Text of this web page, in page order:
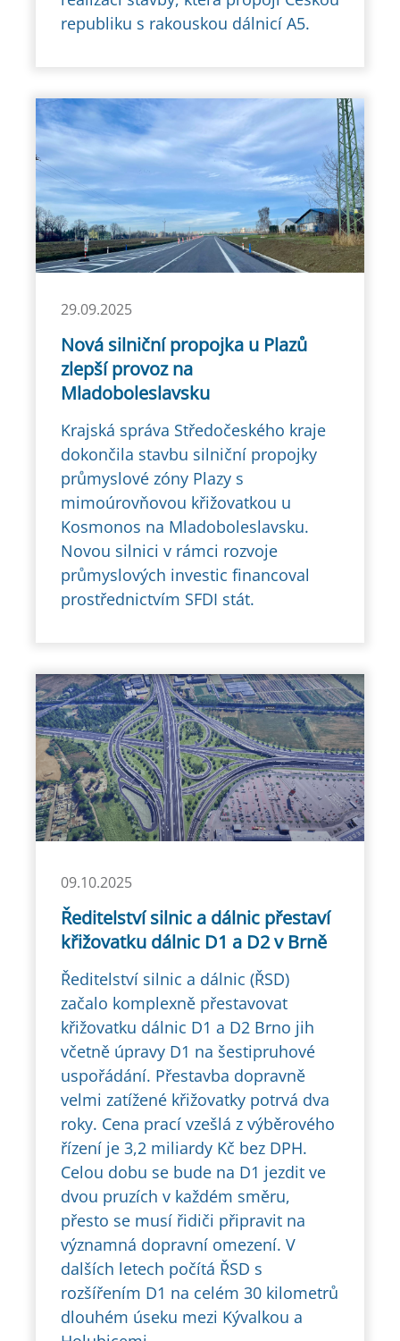
republiku s rakouskou dálnicí A5.
29.09.2025
Nová silniční propojka u Plazů
zlepší provoz na
Mladoboleslavsku
Krajská správa Středočeského kraje
dokončila stavbu silniční propojky
průmyslové zóny Plazy s
mimoúrovňovou křižovatkou u
Kosmonos na Mladoboleslavsku.
Novou silnici v rámci rozvoje
průmyslových investic financoval
prostřednictvím SFDI stát.
09.10.2025
Ředitelství silnic a dálnic přestaví
křižovatku dálnic D1 a D2 v Brně
Ředitelství silnic a dálnic (ŘSD)
začalo komplexně přestavovat
křižovatku dálnic D1 a D2 Brno jih
včetně úpravy D1 na šestipruhové
uspořádání. Přestavba dopravně
velmi zatížené křižovatky potrvá dva
roky. Cena prací vzešlá z výběrového
řízení je 3,2 miliardy Kč bez DPH.
Celou dobu se bude na D1 jezdit ve
dvou pruzích v každém směru,
přesto se musí řidiči připravit na
významná dopravní omezení. V
dalších letech počítá ŘSD s
rozšířením D1 na celém 30 kilometrů
dlouhém úseku mezi Kývalkou a